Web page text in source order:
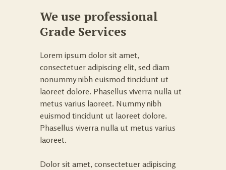
We use professional
Grade Services
Lorem ipsum dolor sit amet,
consectetuer adipiscing elit, sed diam
nonummy nibh euismod tincidunt ut
laoreet dolore. Phasellus viverra nulla ut
metus varius laoreet. Nummy nibh
euismod tincidunt ut laoreet dolore.
Phasellus viverra nulla ut metus varius
laoreet.
Dolor sit amet, consectetuer adipiscing